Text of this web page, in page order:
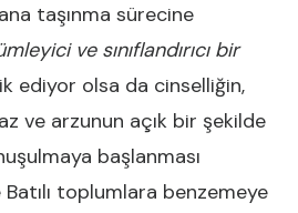
taşınma sürecine
ve sınıflandırıcı bir
ediyor olsa da cinselliğin,
ve arzunun açık bir şekilde
başlanması
toplumlara benzemeye